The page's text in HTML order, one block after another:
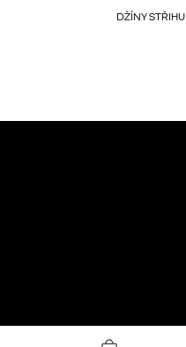
DŽÍNY STŘIHU